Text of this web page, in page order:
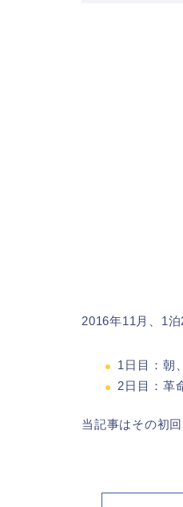
2016年11月、1
1日目：朝
2日目： 革
当記事はその初